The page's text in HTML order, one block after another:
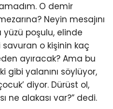
O demir
Neyin mesajını
yüzü poşulu, elinde
o kişinin kaç
ayıracak? Ama bu
gibi yalanını söylüyor,
diyor. Dürüst ol,
ne alakası var?” dedi.